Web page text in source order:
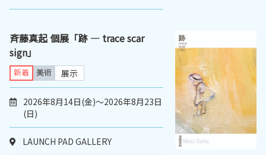
斉藤真起 個展「跡 ― trace scar
sign」
新着 美術 展示
2026年8月14日(金)～2026年8月23日
(日)
LAUNCH PAD GALLERY